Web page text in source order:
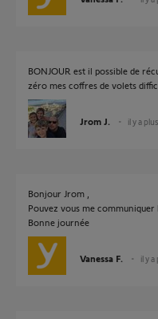
BONJOUR est il possible de
zéro mes coffres de volets
Jrom J. il y a
Bonjour Jrom ,
Pouvez vous me
Bonne journée
Vanessa F. il y